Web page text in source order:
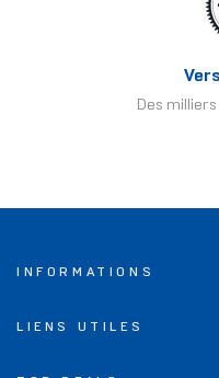
Des
INFORMATIONS
LIENS UTILES